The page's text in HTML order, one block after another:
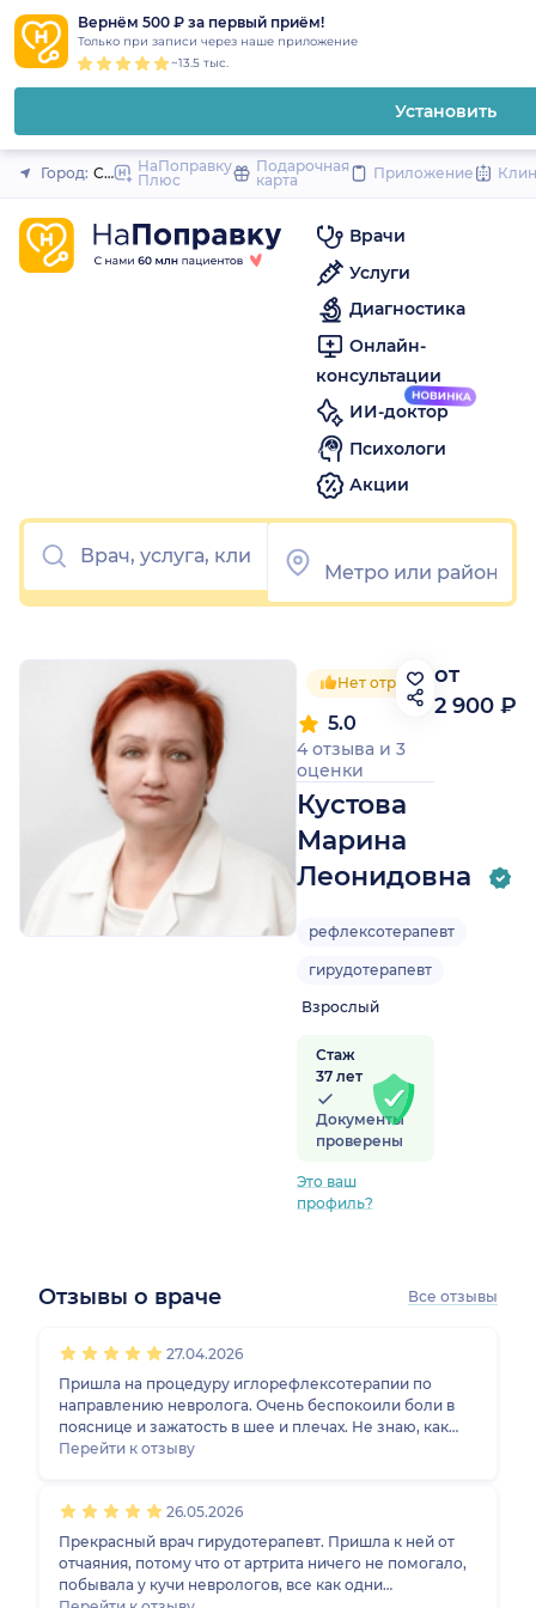
Вернём 500 ₽ за первый приём!
Только при записи через наше приложение
~13.5 тыс.
Установить
Закрыть
Город: Санкт-Петербург
НаПоправку
Плюс
Подарочная
карта
Приложение
Врачи
Услуги
Диагностика
Онлайн-
консультации
ИИ-доктор
Психологи
Акции
Нет отрицательных
Кустова
Марина
Леонидовна
5.0
4 отзыва и 3
оценки
рефлексотерапевт
гирудотерапевт
Взрослый
Стаж
37 лет
Документы
проверены
Это ваш
профиль?
от
2 900 ₽
Отзывы о враче Все отзывы
27.04.2026
Пришла на процедуру иглорефлексотерапии по
направлению невролога. Очень беспокоили боли в
пояснице и зажатость в шее и плечах. Не знаю, как
доктор так сделала, но через две процедуры уже не
специалиста с очень хорошими руками.
Перейти к отзыву
26.05.2026
Прекрасный врач гирудотерапевт. Пришла к ней от
отчаяния, потому что от артрита ничего не помогало,
побывала у кучи неврологов, все как одни